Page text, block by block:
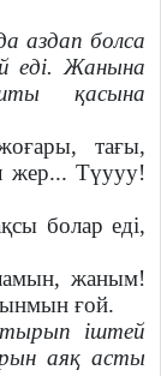
аздап болса
еді. Жанына
қасына
тағы,
жер... Түууу!
болар еді,
жаным!
ғой.
іштей
аяқ асты